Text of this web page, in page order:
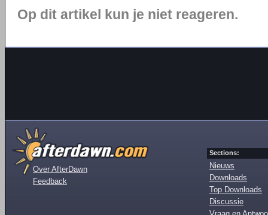
Op dit artikel kun je niet reageren.
Over AfterDawn
Feedback
Sections:
Nieuws
Downloads
Top Downloads
Discussie